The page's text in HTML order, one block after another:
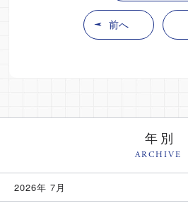
年別
ARCHIVE
2026年 7月
前へ